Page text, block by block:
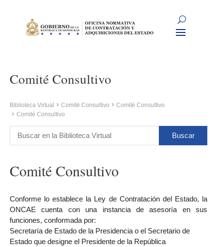
Comité Consultivo
Biblioteca Virtual Comité Consultivo
Comité Consultivo
Comité Consultivo
Comité Consultivo
Conforme lo establece la Ley de Contratación del Estado, la
ONCAE cuenta con una instancia de asesoría en sus
funciones, conformada por:
Secretaría de Estado de la Presidencia o el Secretario de
Estado que designe el Presidente de la República